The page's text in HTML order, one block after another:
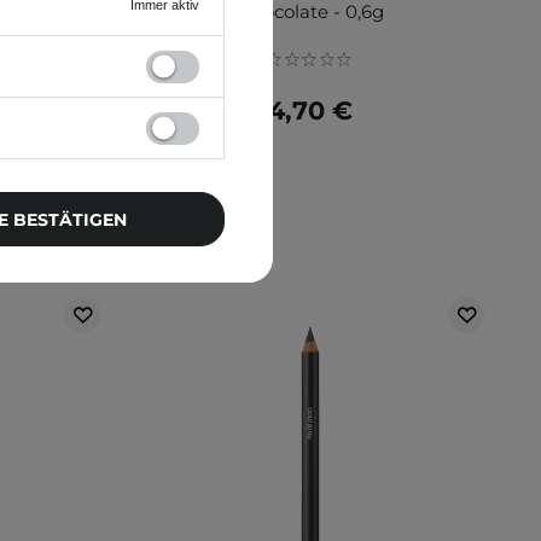
Chocolate - 0,6g
4,70 €
Immer aktiv
BESTÄTIGEN